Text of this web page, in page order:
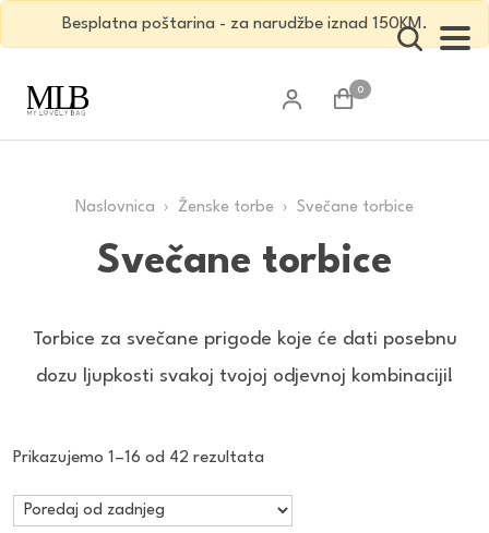
Besplatna poštarina - za narudžbe iznad 150KM.
0
Naslovnica › Ženske torbe › Svečane torbice
Svečane torbice
Torbice za svečane prigode koje će dati posebnu
dozu ljupkosti svakoj tvojoj odjevnoj kombinaciji!
Prikazujemo 1–16 od 42 rezultata
po